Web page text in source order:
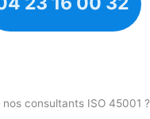
consultants ISO 45001 ?